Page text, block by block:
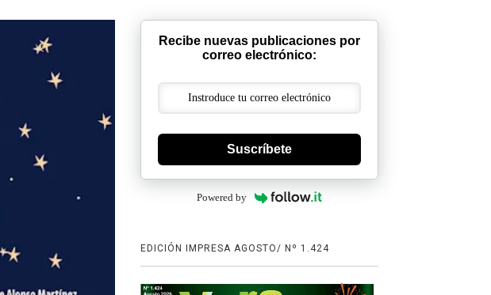
Recibe nuevas publicaciones por
correo electrónico:
Suscríbete
Powered by
EDICIÓN IMPRESA AGOSTO/ Nº 1.424